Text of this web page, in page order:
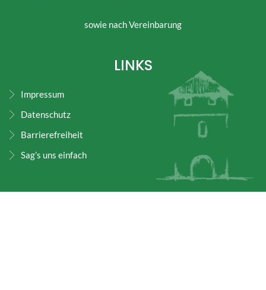
sowie nach Vereinbarung
LINKS
Impressum
Datenschutz
Barrierefreiheit
Sag’s uns einfach